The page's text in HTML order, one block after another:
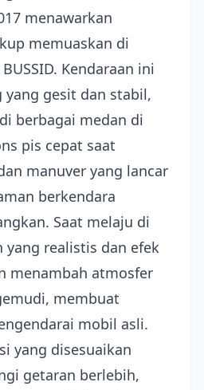
menawarkan
memuaskan di
Kendaraan ini
gesit dan stabil,
berbagai medan di
pis cepat saat
manuver yang lancar
berkendara
Saat melaju di
yang realistis dan efek
menambah atmosfer
membuat
mobil asli.
yang disesuaikan
getaran berlebih,